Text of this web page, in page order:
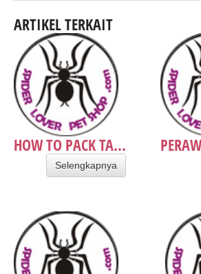
ARTIKEL TERKAIT
HOW TO PACK TA...
Selengkapnya